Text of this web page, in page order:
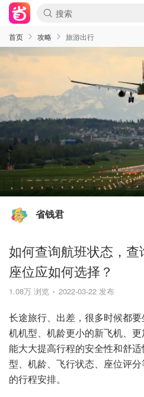
首页 攻略 旅游出行
省钱君
如何查询航班状态，
座位应如何选择？
1.08万 浏览 2022-03-22 发布
长途旅行、出差，很多时候都
机机型、机龄更小的新飞机、
能大大提高行程的安全性和舒
型、机龄、飞行状态、座位评
的行程安排。